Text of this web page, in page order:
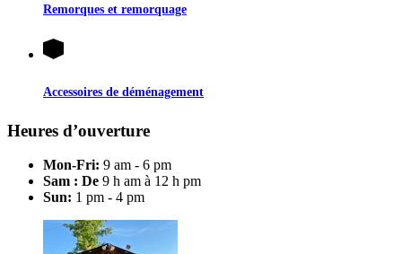
Remorques et remorquage
Accessoires de déménagement
Heures d’ouverture
Mon-Fri: 9 am - 6 pm
Sam : De 9 h am à 12 h pm
Sun: 1 pm - 4 pm